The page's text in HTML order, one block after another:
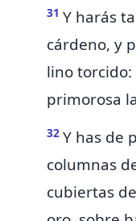
31 Y harás
cárdeno, y
lino torcido:
primorosa
32 Y has de
columnas
cubiertas